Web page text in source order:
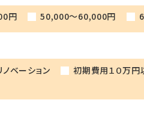
円 50,000～60,000円
ノベーション 初期費用１０万円